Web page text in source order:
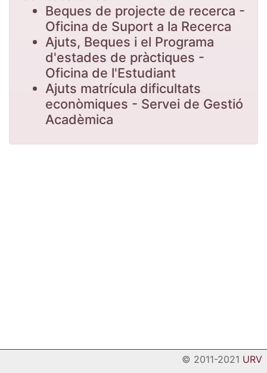
Beques de projecte de recerca -
Oficina de Suport a la Recerca
Ajuts, Beques i el Programa
d'estades de pràctiques -
Oficina de l'Estudiant
Ajuts matrícula dificultats
econòmiques - Servei de Gestió
Acadèmica
© 2011-2021 URV